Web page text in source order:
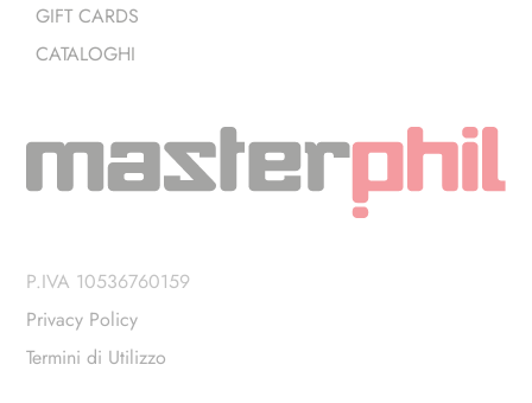
GIFT CARDS
CATALOGHI
P.IVA 10536760159
Privacy Policy
Termini di Utilizzo